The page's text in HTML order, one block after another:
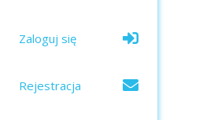
Zaloguj się
Rejestracja